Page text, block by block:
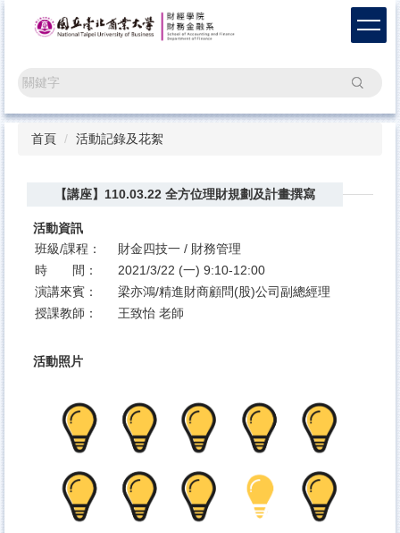
區
搜尋
首頁 活動記錄及花絮
【講座】110.03.22 全方位理財規劃及計畫撰寫
活動資訊
班級/課程：
財金四技一 / 財務管理
時 間：
2021/3/22 (一) 9:10-12:00
演講來賓：
梁亦鴻/精進財商顧問(股)公司副總經理
授課教師：
王致怡 老師
活動照片